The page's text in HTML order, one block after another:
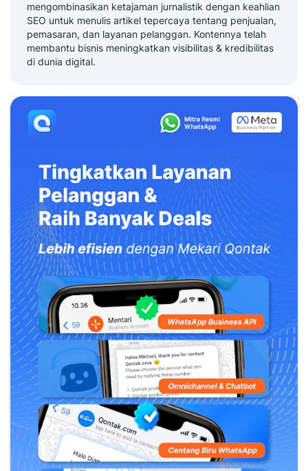
mengombinasikan ketajaman jurnalistik dengan keahlian
SEO untuk menulis artikel tepercaya tentang penjualan,
pemasaran, dan layanan pelanggan. Kontennya telah
membantu bisnis meningkatkan visibilitas & kredibilitas
di dunia digital.